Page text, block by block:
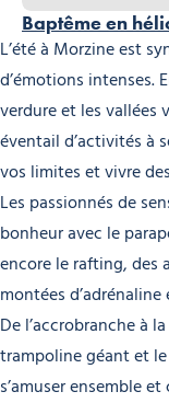
Baptême en
L’été à Morzine est
d’émotions intenses.
verdure et les vallées
éventail d’activités à
vos limites et vivre
Les passionnés de
bonheur avec le
encore le rafting,
montées
De l’accrobranche à
trampoline géant et
s’amuser ensemble